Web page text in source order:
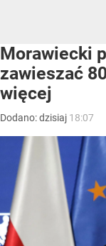
Morawiecki
zawieszać
więcej
Dodano:dzisiaj 18:07